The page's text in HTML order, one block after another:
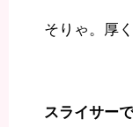
そりゃ。厚
スライサー